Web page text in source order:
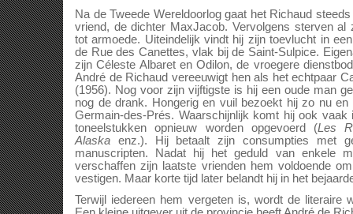
Na de Tweede Wereldoorlog gaat het Richaud
vriend, de dichter MaxJacob. Vervolgens sterven al
tot armoede. Uiteindelijk vindt hij zijn toevlucht in
de Rue des Canettes, vlak bij de Saint-Sulpice.
zijn Céleste Albaret en Odilon, de vroegere
André de Richaud vereeuwigt hen als het echtpaar
(1956). Nog voor zijn vijftigste is hij een oude man
nog de drank. Hongerig en vuil bezoekt hij zo nu
Germain-des-Prés. Waarschijnlijk komt hij ook
toneelstukken opnieuw worden opgevoerd (Les
Alaska enz.). Hij betaalt zijn consumpties met
manuscripten. Nadat hij het geduld van enkele
verschaffen zijn laatste vrienden hem voldoende
vestigen. Maar korte tijd later belandt hij in het
Terwijl iedereen hem vergeten is, wordt de literaire